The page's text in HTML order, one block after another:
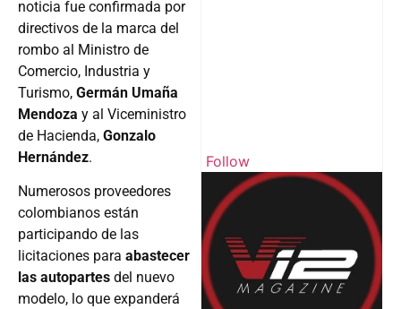
noticia fue confirmada por
directivos de la marca del
rombo al Ministro de
Comercio, Industria y
Turismo, Germán Umaña
Mendoza y al Viceministro
de Hacienda, Gonzalo
Hernández.
Numerosos proveedores
colombianos están
participando de las
licitaciones para abastecer
las autopartes del nuevo
modelo, lo que expanderá
Follow